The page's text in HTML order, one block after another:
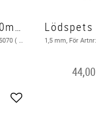
Lödspets 1,0mm för Gaslödkolv Portasol
Add to favorites
44,00